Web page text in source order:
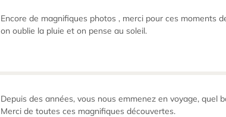
Encore de magnifiques photos , merci pour ces moments
on oublie la pluie et on pense au soleil.
Depuis des années, vous nous emmenez en voyage, quel
Merci de toutes ces magnifiques découvertes.